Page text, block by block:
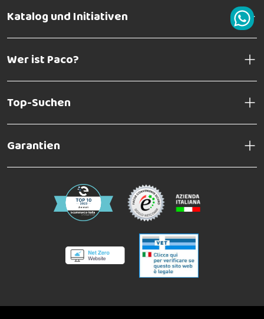
Katalog und Initiativen
Wer ist Paco?
Top-Suchen
Garantien